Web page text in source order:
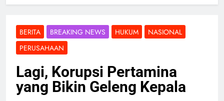
BERITA BREAKING NEWS HUKUM
NASIONAL
PERUSAHAAN
Lagi, Korupsi Pertamina
yang Bikin Geleng Kepala